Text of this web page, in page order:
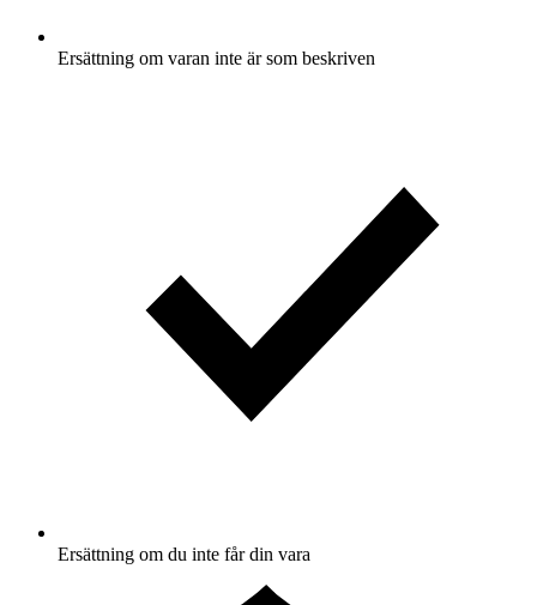
Ersättning om varan inte är som beskriven
Ersättning om du inte får din vara